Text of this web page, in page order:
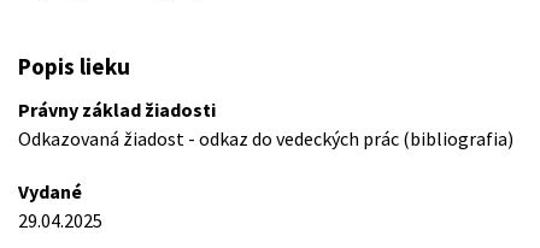
Popis lieku
Právny základ žiadosti
Odkazovaná žiadost - odkaz do vedeckých prác (bibliografia)
Vydané
29.04.2025